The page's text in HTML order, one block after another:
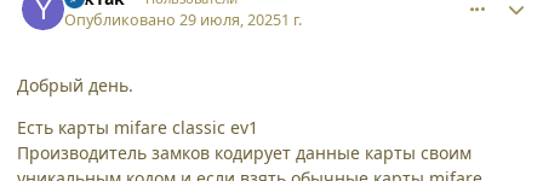
Опубликовано29 июля, 20251 г.
Добрый день.
Есть карты mifare classic ev1
Производитель замков кодирует данные карты своим